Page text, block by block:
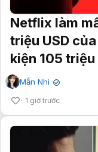
Netflix làm
triệu USD
kiện 105 triệu
Mẫn Nhi ✔
1 giờ trước